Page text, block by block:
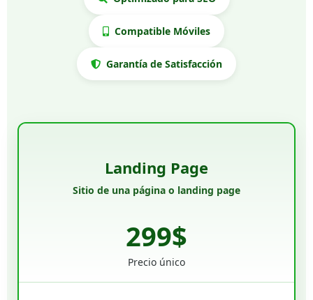
Compatible Móviles
Garantía de Satisfacción
Landing Page
Sitio de una página o landing page
299$
Precio único